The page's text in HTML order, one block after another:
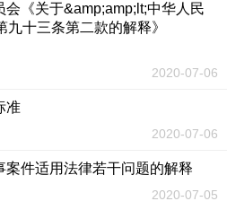
《关于&amp;amp;lt;中华人民
十三条第二款的解释》
2020-07-06
准
2020-07-06
件适用法律若干问题的解释
2020-07-05